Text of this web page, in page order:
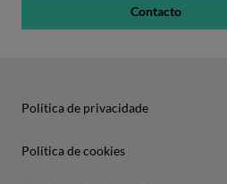
Contacto
Política de privacidade
Política de cookies